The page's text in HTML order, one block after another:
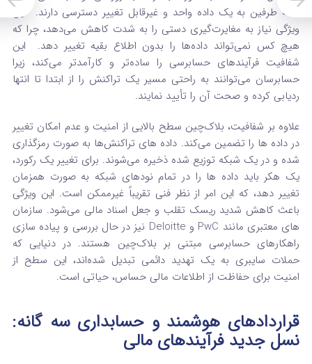
همه طرفین به یک داده واحد و غیرقابل تغییر دسترسی دارند.
این
ویژگی نیاز به مغایرت‌گیری دستی را به شدت کاهش می‌دهد، چرا که
هیچ کس نمی‌تواند داده‌ها را بدون اطلاع بقیه تغییر دهد.
این
شفافیت فرآیندهای حسابرسی را ساده‌تر و کارآمدتر می‌کند، زیرا
حسابرسان می‌توانند به راحتی مسیر یک تراکنش را از ابتدا تا انتها
ردیابی کرده و صحت آن را تأیید نمایند.
علاوه بر شفافیت، بلاک‌چین سطح بالایی از امنیت و عدم امکان تغییر
در داده‌ ها را تضمین می‌کند. داده‌ های تراکنش‌ها به صورت رمزگذاری
شده و در یک شبکه توزیع‌ شده ذخیره می‌شوند. برای تغییر یک رکورد،
یک هکر باید داده‌ ها را در تمام نودهای شبکه به صورت همزمان
تغییر دهد، که این امر از نظر فنی تقریباً غیرممکن است. این ویژگی
باعث کاهش شدید ریسک تقلب و جعل اسناد مالی می‌شود. سازمان‌
های معتبری مانند PwC و Deloitte نیز در حال بررسی و پیاده‌ سازی
راهکارهای حسابرسی مبتنی بر بلاک‌چین هستند. در دنیایی که
حملات سایبری به یک تهدید دائمی تبدیل شده‌اند، این سطح از
امنیت برای حفاظت از اطلاعات مالی حساس، حیاتی است.
قراردادهای هوشمند و حسابداری سه‌ گانه:
نسل جدید فرآیندهای مالی